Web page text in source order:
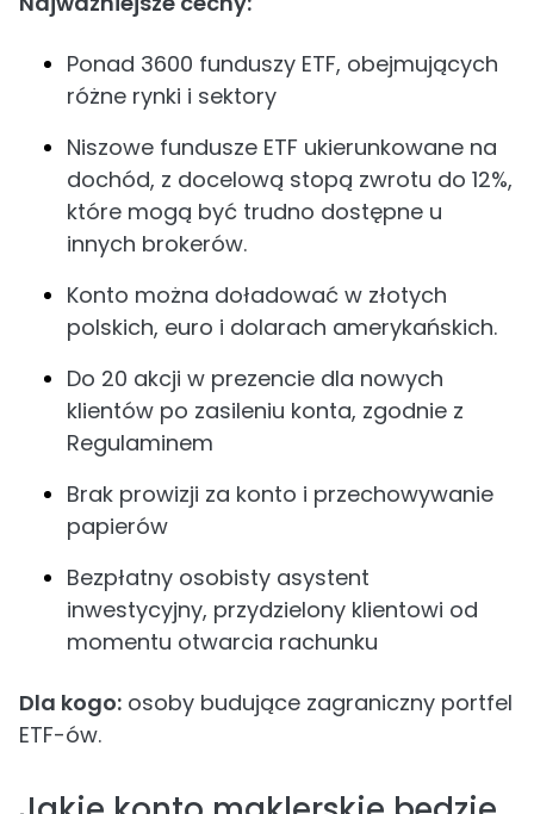
Ponad 3600 funduszy ETF, obejmujących
różne rynki i sektory
Niszowe fundusze ETF ukierunkowane na
dochód, z docelową stopą zwrotu do 12%,
które mogą być trudno dostępne u
innych brokerów.
Konto można doładować w złotych
polskich, euro i dolarach amerykańskich.
Do 20 akcji w prezencie dla nowych
klientów po zasileniu konta, zgodnie z
Regulaminem
Brak prowizji za konto i przechowywanie
papierów
Bezpłatny osobisty asystent
inwestycyjny, przydzielony klientowi od
momentu otwarcia rachunku
Dla kogo: osoby budujące zagraniczny portfel
ETF-ów.